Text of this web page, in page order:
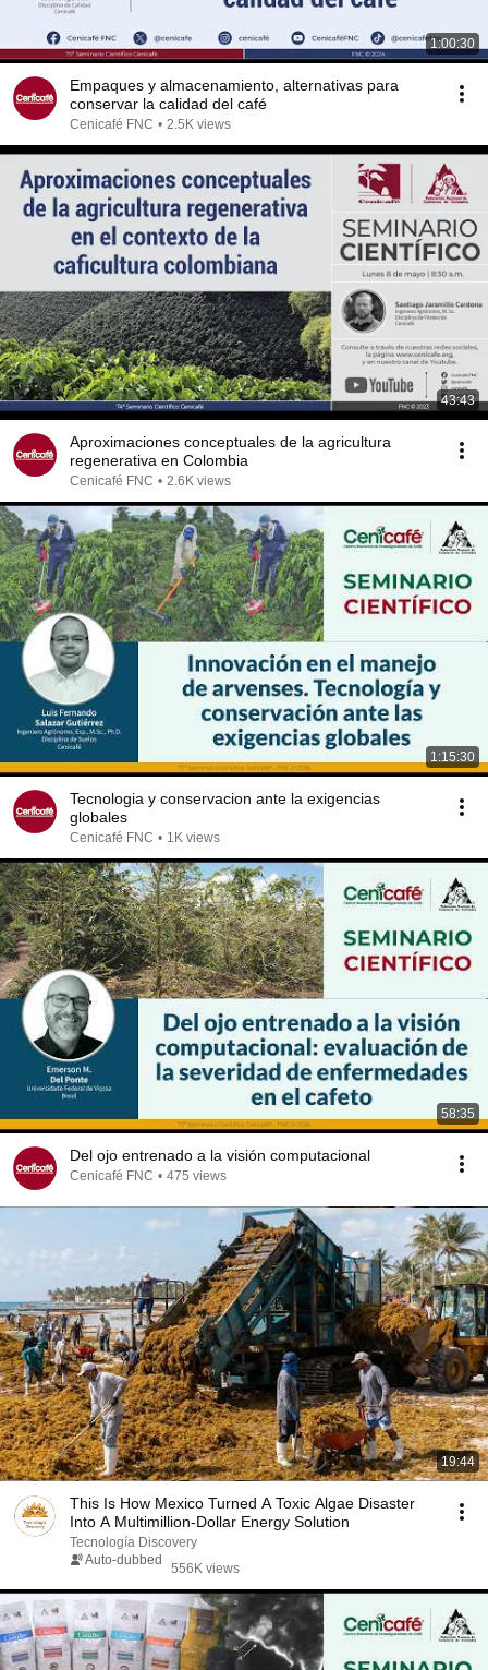
1:00:30
Empaques y almacenamiento, alternativas para
conservar la calidad del café
Cenicafé FNC • 2.5K views
43:43
Aproximaciones conceptuales de la agricultura
regenerativa en Colombia
Cenicafé FNC • 2.6K views
1:15:30
Tecnologia y conservacion ante la exigencias
globales
Cenicafé FNC • 1K views
58:35
Del ojo entrenado a la visión computacional
Cenicafé FNC • 475 views
19:44
This Is How Mexico Turned A Toxic Algae Disaster
Into A Multimillion-Dollar Energy Solution
Tecnología Discovery
Auto-dubbed
556K views